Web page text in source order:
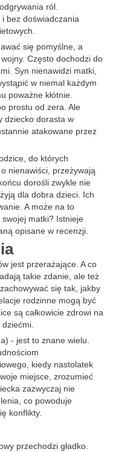
ról.
i bez doświadczania
się pomyślne, a
Często dochodzi do
Syn nienawidzi matki,
w niemal każdym
poważne kłótnie.
prostu od zera. Ale
dziecko dorasta w
atakowane przez
do których
nienawiści, przeżywają
dorośli zwykle nie
dla dobra dzieci. Ich
A może na to
swojej matki? Istnieje
opisane w recenzji.
jest przerażające. A co
takie zdanie, ale też
się tak, jakby
rodzinne mogą być
są całkowicie zdrowi na
- jest to znane wielu.
kiedy nastolatek
miejsce, zrozumieć
zazwyczaj nie
co powoduje
konflikty.
przechodzi gładko.